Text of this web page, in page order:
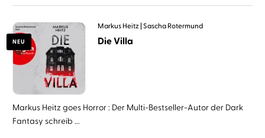
NEU
Markus Heitz Sascha Rotermund
Die Villa
Markus Heitz goes Horror : Der Multi-Bestseller-Autor der Dark
Fantasy schreib ...